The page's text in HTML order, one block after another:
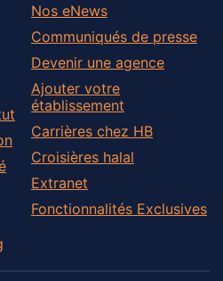
Nos eNews
Communiqués de presse
Devenir une agence
Ajouter votre
établissement
Carrières chez HB
Croisières halal
Extranet
Fonctionnalités Exclusives